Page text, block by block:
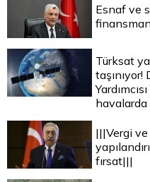
Esnaf ve
finansman
Türksat
|||Vergi ve
fırsat|||